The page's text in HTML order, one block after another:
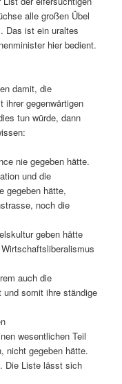
alle großen Übel
Das ist ein uraltes
hier bedient.
damit, die
ihrer gegenwärtigen
tun würde, dann
nie gegeben hätte.
und die
gegeben hätte,
noch die
geben hätte
auch die
und somit ihre ständige
wesentlichen Teil
nicht gegeben hätte.
Die Liste lässt sich